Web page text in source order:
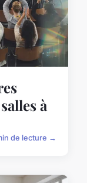
à
de lecture →